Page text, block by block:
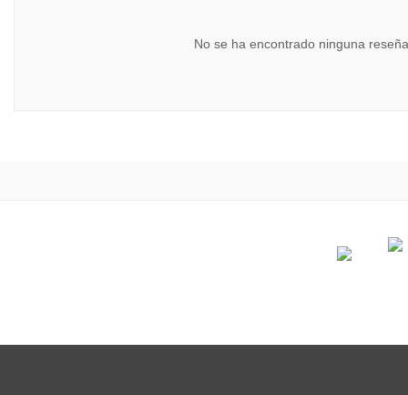
No se ha encontrado ninguna